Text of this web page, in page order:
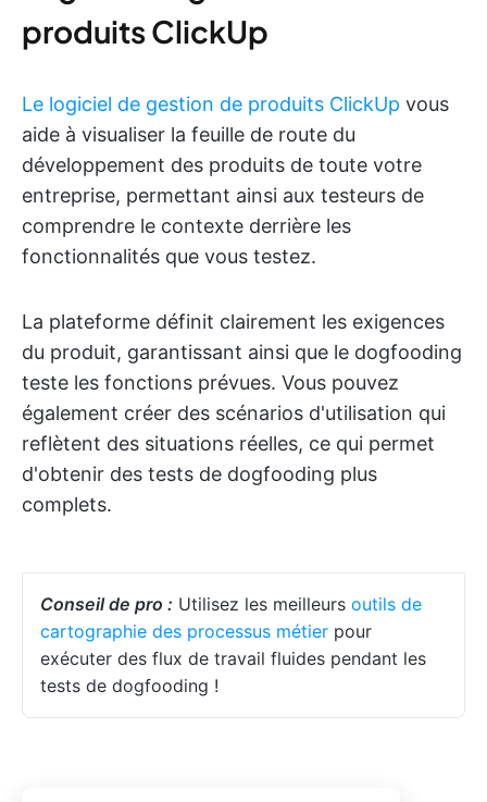
produits ClickUp
Le logiciel de gestion de produits ClickUp vous
aide à visualiser la feuille de route du
développement des produits de toute votre
entreprise, permettant ainsi aux testeurs de
comprendre le contexte derrière les
fonctionnalités que vous testez.
La plateforme définit clairement les exigences
du produit, garantissant ainsi que le dogfooding
teste les fonctions prévues. Vous pouvez
également créer des scénarios d'utilisation qui
reflètent des situations réelles, ce qui permet
d'obtenir des tests de dogfooding plus
complets.
Conseil de pro : Utilisez les meilleurs outils de
cartographie des processus métier pour
exécuter des flux de travail fluides pendant les
tests de dogfooding !